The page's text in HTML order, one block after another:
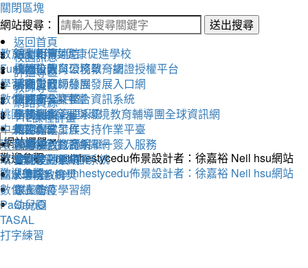
關閉區塊
網站搜尋：
送出搜尋
返回首頁
校園訊息
活動相簿
校內公告
活動影音
教務處
學務處
總務處
輔導室
會計室
人事室
家長會
幼兒園
評鑑專區
111學年度健康促進學校
永續校園與環境教育網
溪海愛閱粉絲團
交通安全評鑑
午餐評鑑
衛生保健工作
人權法治教育網
替代役評鑑網頁
教師專區
線上朝會連結
桃園市教育公務單一認證授權平台
桃園市教師發展發展入口網
桃園市公文整合資訊系統
全國圖書管理系統
教師專業發展支持作業平臺
教育部教育體系單一簽入服務
雲端差勤系統
X學務系統
線上防疫學習網
網路資源
教育雲
Fun學王
學習吧
數位閱讀學習平臺
桃園市永續發展與環境教育輔導團全球資訊網
中央氣象局
環保署綠色生活資訊網
環境教育管理資訊系統
國家環境教育獎
數位讀寫網
PaGamO
TASAL
打字練習
112課程計畫
歡迎參觀：neilhhestycedu佈景設計者：徐嘉裕 Neil hsu網站
歡迎參觀：neilhhestycedu佈景設計者：徐嘉裕 Neil hsu網站